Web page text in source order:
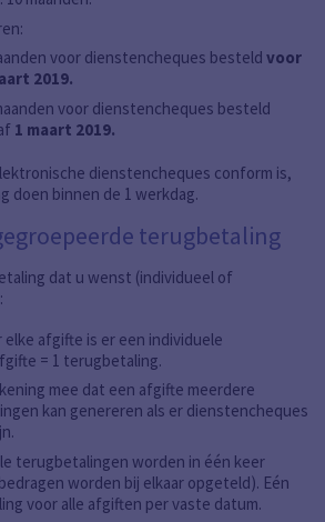
voor dienstencheques besteld voor
2019.
voor dienstencheques besteld
1 maart 2019.
dienstencheques conform is,
doen binnen de 1 werkdag.
terugbetaling
dat u wenst (individueel of
elke afgifte is er een individuele
= 1 terugbetaling.
mee dat een afgifte meerdere
kan genereren als er dienstencheques
terugbetalingen worden in één keer
worden bij elkaar opgeteld). Eén
voor alle afgiften per vaste datum.